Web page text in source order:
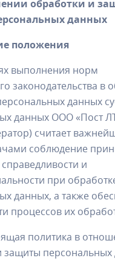
обработки и
данных
выполнения норм
законодательства в
данных
данных ООО «Пост
считает
соблюдение
и
при
данных, а также
процессов их
политика в
защиты